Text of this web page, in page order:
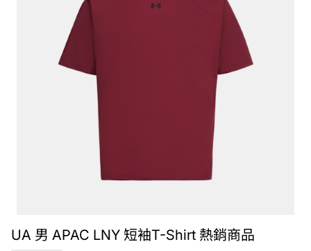
UA 男 APAC LNY 短袖T-Shirt 熱銷商品